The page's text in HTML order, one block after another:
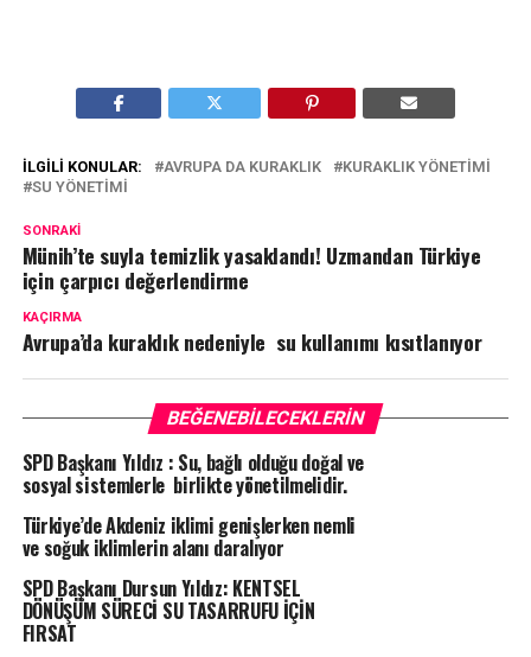
İLGILI KONULAR: AVRUPA DA KURAKLIK
KURAKLIK YÖNETIMI
SU YÖNETIMI
SONRAKI
Münih’te suyla temizlik yasaklandı! Uzmandan Türkiye
için çarpıcı değerlendirme
KAÇIRMA
Avrupa’da kuraklık nedeniyle su kullanımı kısıtlanıyor
BEĞENEBILECEKLERIN
SPD Başkanı Yıldız : Su, bağlı olduğu doğal ve
sosyal sistemlerle birlikte yönetilmelidir.
Türkiye’de Akdeniz iklimi genişlerken nemli
ve soğuk iklimlerin alanı daralıyor
SPD Başkanı Dursun Yıldız: KENTSEL
DÖNÜŞÜM SÜRECİ SU TASARRUFU İÇİN
FIRSAT